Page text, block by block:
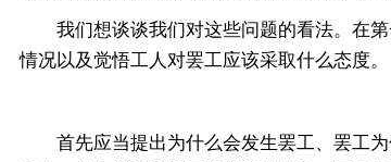
我们想谈谈我们对这些问题的看法。在第
情况以及觉悟工人对罢工应该采取什么态度。
首先应当提出为什么会发生罢工、罢工为